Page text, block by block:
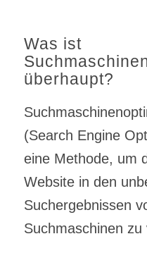
Was ist
überhaupt?
(Search Engine
eine Methode, um
Website in den
Suchergebnissen
Suchmaschinen zu